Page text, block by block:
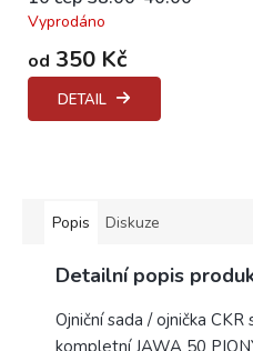
Průměrné
produktu
je
Vyprodáno
od 350 Kč
DETAIL
Popis Diskuze
Detailní popis
Ojniční sada / ojnička
kompletní JAWA 50